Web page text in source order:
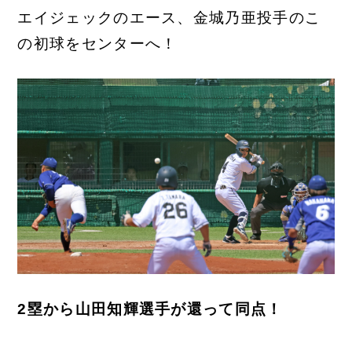
エイジェックのエース、金城乃亜投手のこ
の初球をセンターへ！
2塁から山田知輝選手が還って同点！